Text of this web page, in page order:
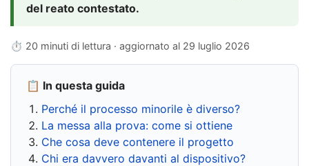
del reato contestato.
⏱ 20 minuti di lettura · aggiornato al 29 luglio 2026
📋 In questa guida
Perché il processo minorile è diverso?
La messa alla prova: come si ottiene
Che cosa deve contenere il progetto
Chi era davvero davanti al dispositivo?